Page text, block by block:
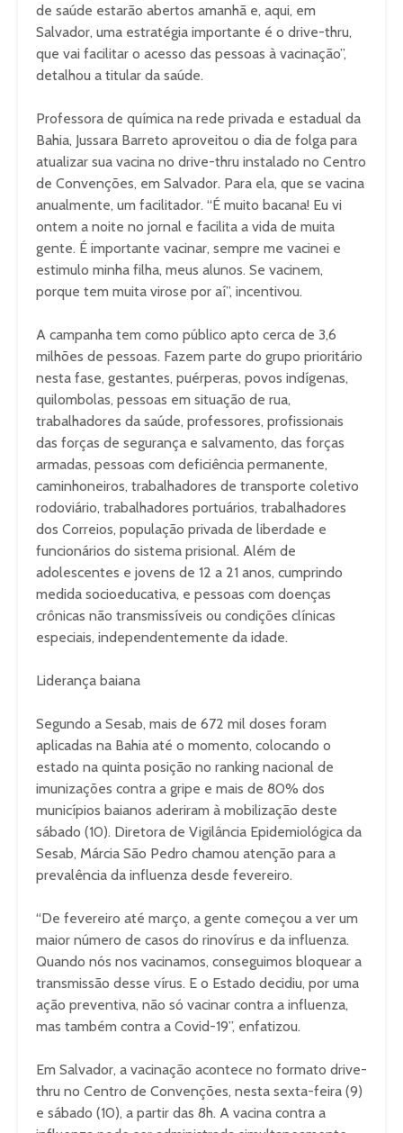
de saúde estarão abertos amanhã e, aqui, em
Salvador, uma estratégia importante é o drive-thru,
que vai facilitar o acesso das pessoas à vacinação”,
detalhou a titular da saúde.
Professora de química na rede privada e estadual da
Bahia, Jussara Barreto aproveitou o dia de folga para
atualizar sua vacina no drive-thru instalado no Centro
de Convenções, em Salvador. Para ela, que se vacina
anualmente, um facilitador. “É muito bacana! Eu vi
ontem a noite no jornal e facilita a vida de muita
gente. É importante vacinar, sempre me vacinei e
estimulo minha filha, meus alunos. Se vacinem,
porque tem muita virose por aí”, incentivou.
A campanha tem como público apto cerca de 3,6
milhões de pessoas. Fazem parte do grupo prioritário
nesta fase, gestantes, puérperas, povos indígenas,
quilombolas, pessoas em situação de rua,
trabalhadores da saúde, professores, profissionais
das forças de segurança e salvamento, das forças
armadas, pessoas com deficiência permanente,
caminhoneiros, trabalhadores de transporte coletivo
rodoviário, trabalhadores portuários, trabalhadores
dos Correios, população privada de liberdade e
funcionários do sistema prisional. Além de
adolescentes e jovens de 12 a 21 anos, cumprindo
medida socioeducativa, e pessoas com doenças
crônicas não transmissíveis ou condições clínicas
especiais, independentemente da idade.
Liderança baiana
Segundo a Sesab, mais de 672 mil doses foram
aplicadas na Bahia até o momento, colocando o
estado na quinta posição no ranking nacional de
imunizações contra a gripe e mais de 80% dos
municípios baianos aderiram à mobilização deste
sábado (10). Diretora de Vigilância Epidemiológica da
Sesab, Márcia São Pedro chamou atenção para a
prevalência da influenza desde fevereiro.
“De fevereiro até março, a gente começou a ver um
maior número de casos do rinovírus e da influenza.
Quando nós nos vacinamos, conseguimos bloquear a
transmissão desse vírus. E o Estado decidiu, por uma
ação preventiva, não só vacinar contra a influenza,
mas também contra a Covid-19”, enfatizou.
Em Salvador, a vacinação acontece no formato drive-
thru no Centro de Convenções, nesta sexta-feira (9)
e sábado (10), a partir das 8h. A vacina contra a